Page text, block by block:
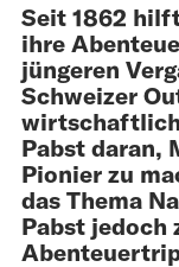
Seit 1862
ihre
jüngeren
Schweizer
Pabst daran,
Pionier zu
das Thema
Pabst jedoch